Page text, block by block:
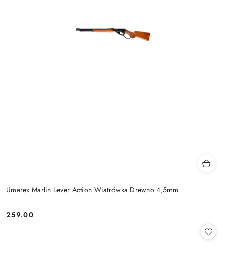
Umarex Marlin Lever Action Wiatrówka Drewno 4,5mm
Cena:
259.00